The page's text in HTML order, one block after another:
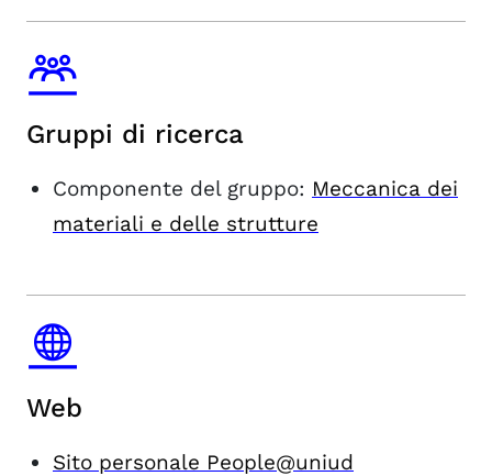
Gruppi di ricerca
Componente del gruppo: Meccanica dei
materiali e delle strutture
Web
Sito personale People@uniud